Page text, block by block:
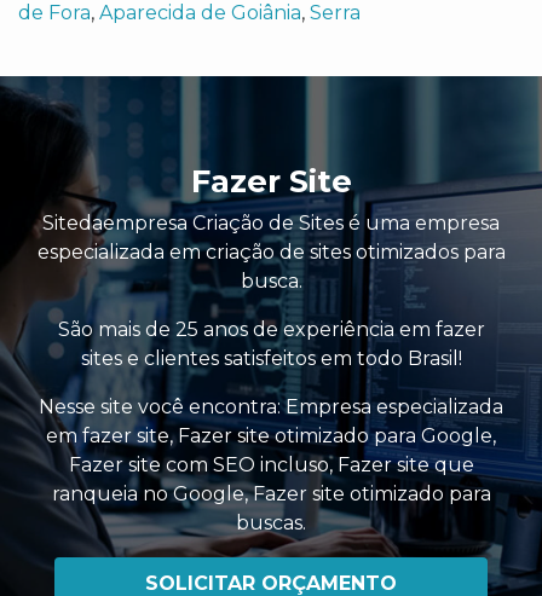
de Fora, Aparecida de Goiânia, Serra
Fazer Site
Sitedaempresa Criação de Sites é uma empresa
especializada em criação de sites otimizados para
busca.
São mais de 25 anos de experiência em fazer
sites e clientes satisfeitos em todo Brasil!
Nesse site você encontra:Empresa especializada
em fazer site,Fazer site otimizado para Google,
Fazer site com SEO incluso, Fazer site que
ranqueia no Google,Fazer site otimizado para
buscas.
SOLICITAR ORÇAMENTO